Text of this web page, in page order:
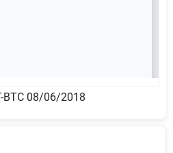
08/06/2018